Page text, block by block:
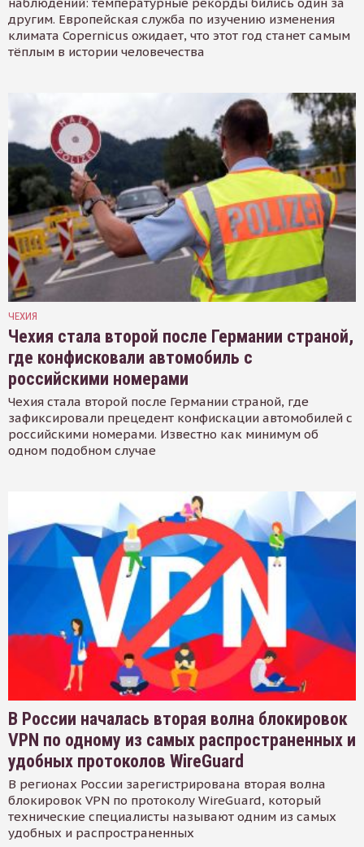
другим. Европейская служба по изучению изменения
климата Copernicus ожидает, что этот год станет самым
тёплым в истории человечества
ЧЕХИЯ
Чехия стала второй после Германии страной,
где конфисковали автомобиль с
российскими номерами
Чехия стала второй после Германии страной, где
зафиксировали прецедент конфискации автомобилей с
российскими номерами. Известно как минимум об
одном подобном случае
В России началась вторая волна блокировок
VPN по одному из самых распространенных и
удобных протоколов WireGuard
В регионах России зарегистрирована вторая волна
блокировок VPN по протоколу WireGuard, который
технические специалисты называют одним из самых
удобных и распространенных